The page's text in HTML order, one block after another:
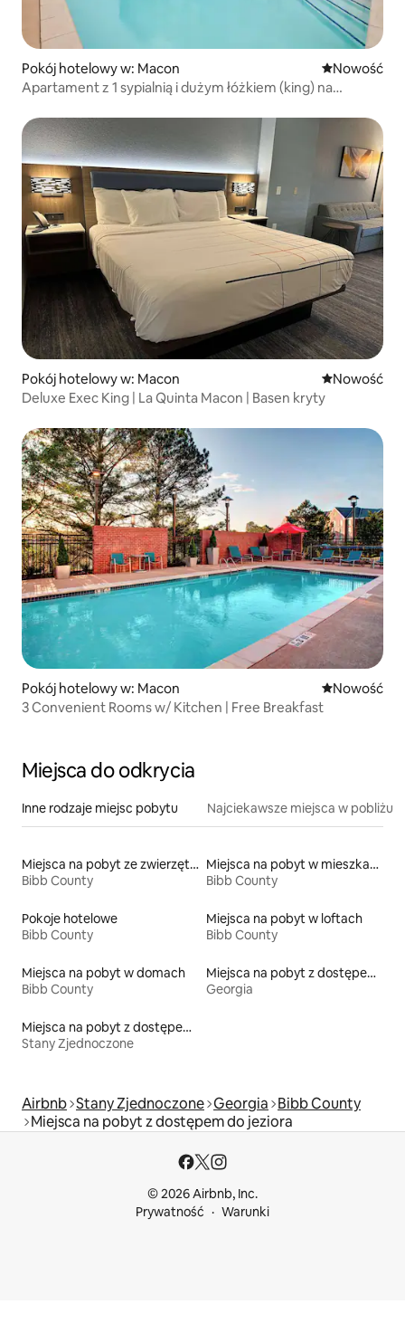
Pokój hotelowy w: Macon Nowe
Nowość
Apartament z 1 sypialnią i dużym łóżkiem (king) na
Pokój hotelowy w: Macon Nowe
Nowość
Deluxe Exec King | La Quinta Macon | Basen kryty
Pokój hotelowy w: Macon Nowe
Nowość
3 Convenient Rooms w/ Kitchen | Free Breakfast
Miejsca do odkrycia
Inne rodzaje miejsc pobytu Najciekawsze miejsca w pobliżu
Miejsca na pobyt ze zwierzętami
Bibb County
Miejsca na pobyt w mieszkaniach
Bibb County
Pokoje hotelowe
Bibb County
Miejsca na pobyt w loftach
Bibb County
Miejsca na pobyt w domach
Bibb County
Miejsca na pobyt z dostępem do jeziora
Georgia
Miejsca na pobyt z dostępem do jeziora
Stany Zjednoczone
Airbnb Stany Zjednoczone Georgia Bibb County
Miejsca na pobyt z dostępem do jeziora
© 2026 Airbnb, Inc.
Prywatność
Warunki